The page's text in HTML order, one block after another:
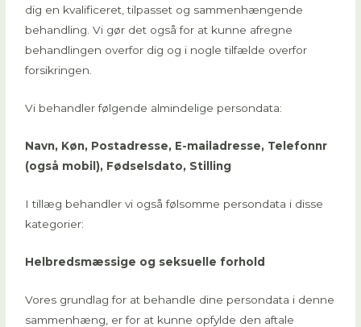
dig en kvalificeret, tilpasset og sammenhængende
behandling. Vi gør det også for at kunne afregne
behandlingen overfor dig og i nogle tilfælde overfor
forsikringen.
Vi behandler følgende almindelige persondata:
Navn, Køn, Postadresse, E-mailadresse, Telefonnr
(også mobil), Fødselsdato, Stilling
I tillæg behandler vi også følsomme persondata i disse
kategorier:
Helbredsmæssige og seksuelle forhold
Vores grundlag for at behandle dine persondata i denne
sammenhæng, er for at kunne opfylde den aftale